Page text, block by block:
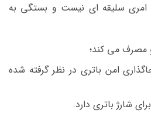
امری سلیقه ای نیست و بستگی به
مصرف می کند؛
امن باتری در نظر گرفته شده
شارژ باتری دارد.